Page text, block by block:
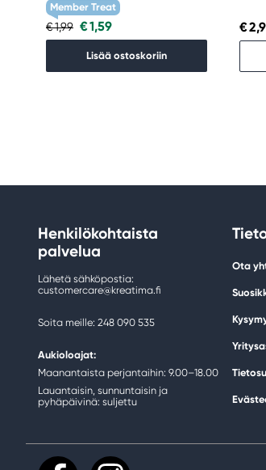
Member Treat
€ 1,99 € 1,59
Lisää ostoskoriin
€
Henkilökohtaista
palvelua
Lähetä sähköpostia:
customercare@kreatima.fi
Soita meille: 248 090 535
Aukioloajat:
Maanantaista perjantaihin: 9.00–18.00
Lauantaisin, sunnuntaisin ja
pyhäpäivinä: suljettu
Ota